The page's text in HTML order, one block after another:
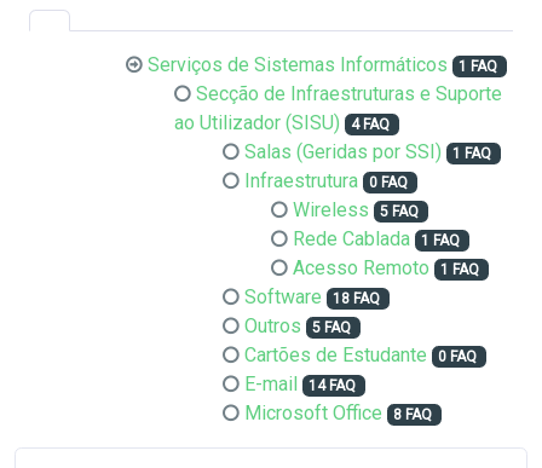
Serviços de Sistemas Informáticos 1 FAQ
Secção de Infraestruturas e Suporte
ao Utilizador (SISU)
4 FAQ
Salas (Geridas por SSI) 1 FAQ
Infraestrutura 0 FAQ
Wireless 5 FAQ
Rede Cablada 1 FAQ
Acesso Remoto 1 FAQ
Software 18 FAQ
Outros 5 FAQ
Cartões de Estudante 0 FAQ
E-mail 14 FAQ
Microsoft Office 8 FAQ